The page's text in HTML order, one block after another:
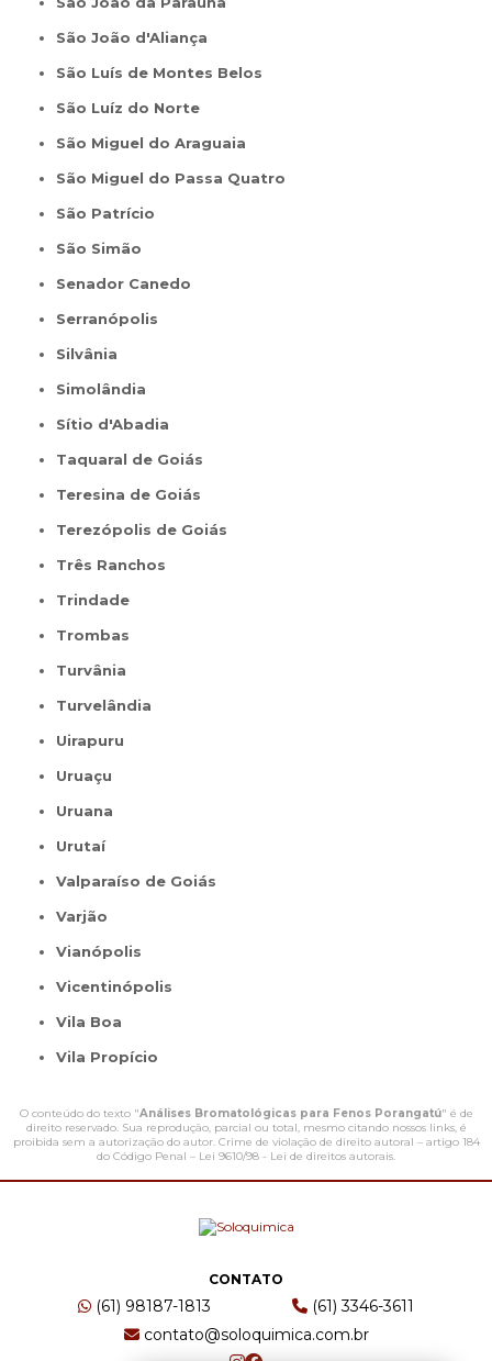
São João d'Aliança
São Luís de Montes Belos
São Luíz do Norte
São Miguel do Araguaia
São Miguel do Passa Quatro
São Patrício
São Simão
Senador Canedo
Serranópolis
Silvânia
Simolândia
Sítio d'Abadia
Taquaral de Goiás
Teresina de Goiás
Terezópolis de Goiás
Três Ranchos
Trindade
Trombas
Turvânia
Turvelândia
Uirapuru
Uruaçu
Uruana
Urutaí
Valparaíso de Goiás
Varjão
Vianópolis
Vicentinópolis
Vila Boa
Vila Propício
O conteúdo do texto "Análises Bromatológicas para Fenos Porangatú" é de
direito reservado. Sua reprodução, parcial ou total, mesmo citando nossos links, é
proibida sem a autorização do autor. Crime de violação de direito autoral – artigo 184
do Código Penal – Lei 9610/98 - Lei de direitos autorais.
CONTATO
(61) 98187-1813
(61) 3346-3611
contato@soloquimica.com.br